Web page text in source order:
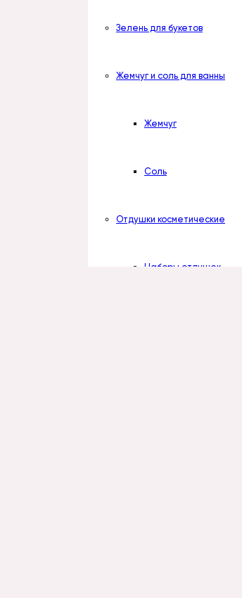
Зелень для букетов
Жемчуг и соль для ванны
Жемчуг
Соль
Отдушки косметические
Наборы отдушек